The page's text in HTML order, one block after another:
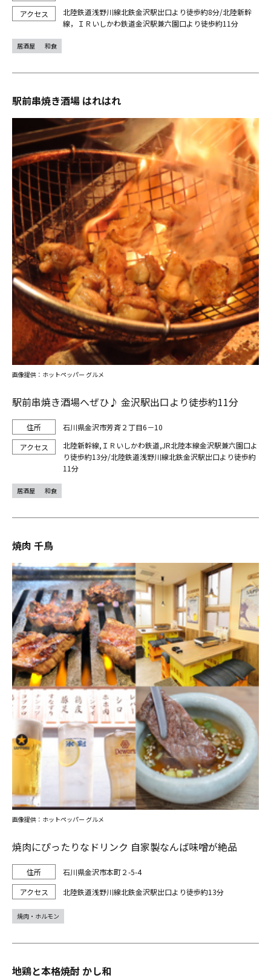
北陸鉄道浅野川線北鉄金沢駅出口より徒歩約8分/北陸新幹
線，ＩＲいしかわ鉄道金沢駅兼六園口より徒歩約11分
居酒屋 和食
駅前串焼き酒場 はれはれ
駅前串焼き酒場へぜひ♪ 金沢駅出口より徒歩約11分
石川県金沢市芳斉２丁目6－10
北陸新幹線,ＩＲいしかわ鉄道,JR北陸本線金沢駅兼六園口よ
り徒歩約13分/北陸鉄道浅野川線北鉄金沢駅出口より徒歩約
11分
画像提供：ホットペッパー グルメ
居酒屋 和食
焼肉 千鳥
焼肉にぴったりなドリンク 自家製なんば味噌が絶品
石川県金沢市本町２-5-4
北陸鉄道浅野川線北鉄金沢駅出口より徒歩約13分
画像提供：ホットペッパー グルメ
焼肉・ホルモン
地鶏と本格焼酎 かし和